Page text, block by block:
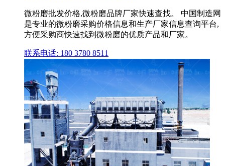
微粉磨批发价格,微粉磨品牌厂家快速查找。 中国制造网
是专业的微粉磨采购价格信息和生产厂家信息查询平台,
方便采购商快速找到微粉磨的优质产品和厂家。
联系电话: 180 3780 8511